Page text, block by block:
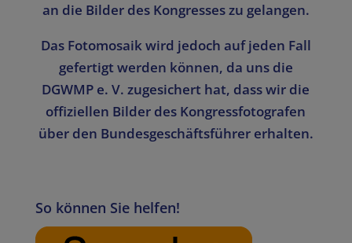
an die Bilder des Kongresses zu gelangen.
Das Fotomosaik wird jedoch auf jeden Fall
gefertigt werden können, da uns die
DGWMP e. V. zugesichert hat, dass wir die
offiziellen Bilder des Kongressfotografen
über den Bundesgeschäftsführer erhalten.
So können Sie helfen!